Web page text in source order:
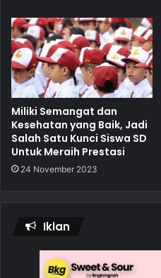
Miliki Semangat dan
Kesehatan yang Baik, Jadi
Salah Satu Kunci Siswa SD
Untuk Meraih Prestasi
24 November 2023
Iklan